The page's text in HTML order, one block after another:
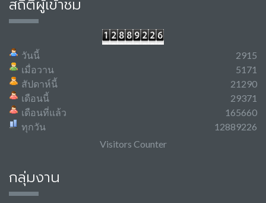
สถิติผู้เข้าชม
วันนี้
เมื่อวาน
สัปดาห์นี้
เดือนนี้
เดือนที่แล้ว
ทุกวัน
2915
5171
21290
29371
165660
12889226
Visitors Counter
กลุ่มงาน